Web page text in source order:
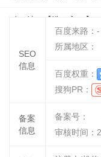
打法*【唯一入口】
SEO
信息
百度来路： -
所属地区：
百度权重：
搜狗PR：
备案
信息
备案号：
审核时间：